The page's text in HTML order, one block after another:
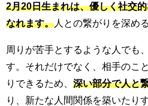
2月20日生まれは、優しく社交
なれます。 人との繋がりを深め
周りが苦手とするような人でも
す。それだけでなく、相手のこ
りできるため、 深い部分で人と
り、新たな人間関係を築いたり